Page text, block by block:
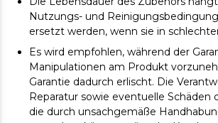
Nutzungs- und
ersetzt werden, wenn sie in
Es wird empfohlen, während der
Manipulationen am Produkt
Garantie dadurch erlischt. Die
Reparatur sowie eventuelle Schäden
die durch unsachgemäße